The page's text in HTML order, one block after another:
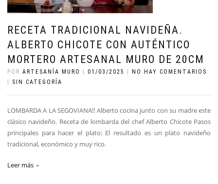
RECETA TRADICIONAL NAVIDEÑA.
ALBERTO CHICOTE CON AUTÉNTICO
MORTERO ARTESANAL MURO DE 20CM
POR ARTESANÍA MURO 01/03/2025
NO HAY COMENTARIOS
SIN CATEGORÍA
LOMBARDA A LA SEGOVIANA!! Alberto cocina junto con su madre este
clásico navideño. Receta de lombarda del chef Alberto Chicote Pasos
principales para hacer el plato: El resultado es un plato navideño
tradicional, económico y muy rico.
Leer más